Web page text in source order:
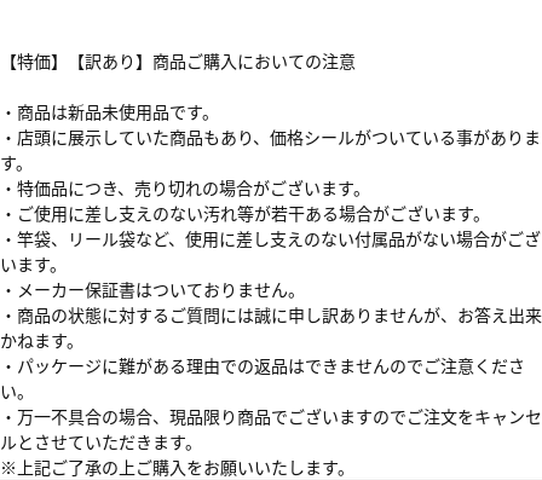
【特価】【訳あり】商品ご購入においての注意
・商品は新品未使用品です。
・店頭に展示していた商品もあり、価格シールがついている事がありま
す。
・特価品につき、売り切れの場合がございます。
・ご使用に差し支えのない汚れ等が若干ある場合がございます。
・竿袋、リール袋など、使用に差し支えのない付属品がない場合がござ
います。
・メーカー保証書はついておりません。
・商品の状態に対するご質問には誠に申し訳ありませんが、お答え出来
かねます。
・パッケージに難がある理由での返品はできませんのでご注意くださ
い。
・万一不具合の場合、現品限り商品でございますのでご注文をキャンセ
ルとさせていただきます。
※上記ご了承の上ご購入をお願いいたします。